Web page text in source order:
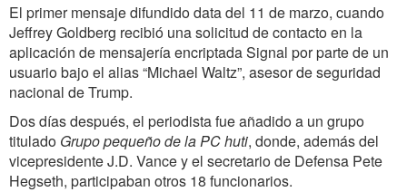
El primer mensaje difundido data del 11 de marzo, cuando
Jeffrey Goldberg recibió una solicitud de contacto en la
aplicación de mensajería encriptada Signal por parte de un
usuario bajo el alias “Michael Waltz”, asesor de seguridad
nacional de Trump.
Dos días después, el periodista fue añadido a un grupo
titulado Grupo pequeño de la PC huti, donde, además del
vicepresidente J.D. Vance y el secretario de Defensa Pete
Hegseth, participaban otros 18 funcionarios.